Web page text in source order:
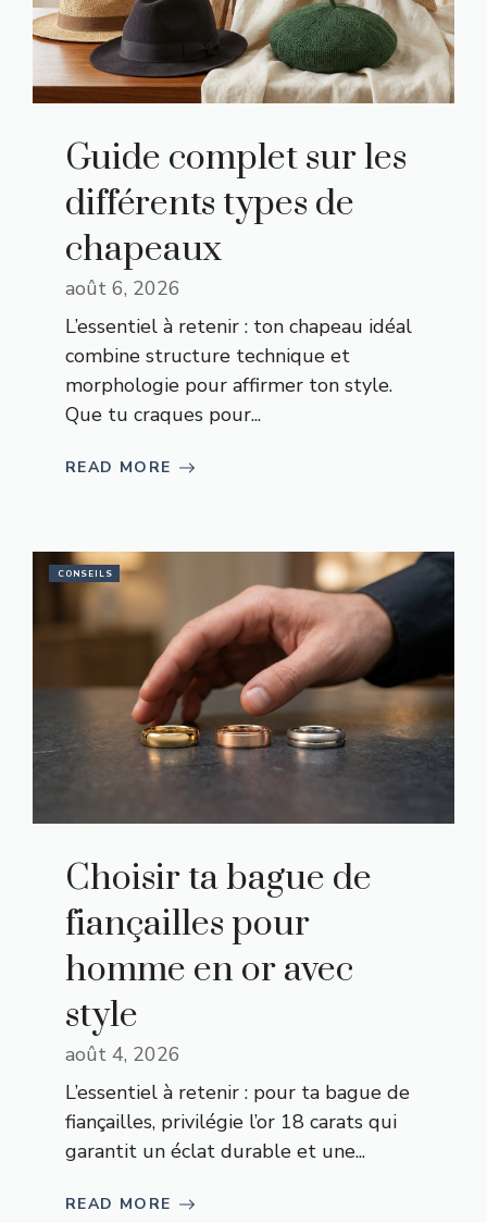
Guide complet sur les
différents types de
chapeaux
août 6, 2026
L’essentiel à retenir : ton chapeau idéal
combine structure technique et
morphologie pour affirmer ton style.
Que tu craques pour...
READ MORE
CONSEILS
Choisir ta bague de
fiançailles pour
homme en or avec
style
août 4, 2026
L’essentiel à retenir : pour ta bague de
fiançailles, privilégie l’or 18 carats qui
garantit un éclat durable et une...
READ MORE